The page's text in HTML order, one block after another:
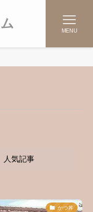
MENU
人気記事
かつ丼